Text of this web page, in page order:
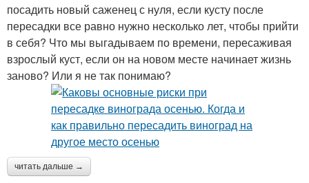
посадить новый саженец с нуля, если кусту после
пересадки все равно нужно несколько лет, чтобы прийти
в себя? Что мы выгадываем по времени, пересаживая
взрослый куст, если он на новом месте начинает жизнь
заново? Или я не так понимаю?
читать дальше →